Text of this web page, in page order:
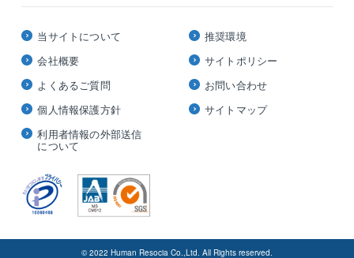
当サイトについて
会社概要
よくあるご質問
個人情報保護方針
利用者情報の外部送信
について
推奨環境
サイトポリシー
お問い合わせ
サイトマップ
© 2022 Human Resocia Co.,Ltd. All Rights reserved.